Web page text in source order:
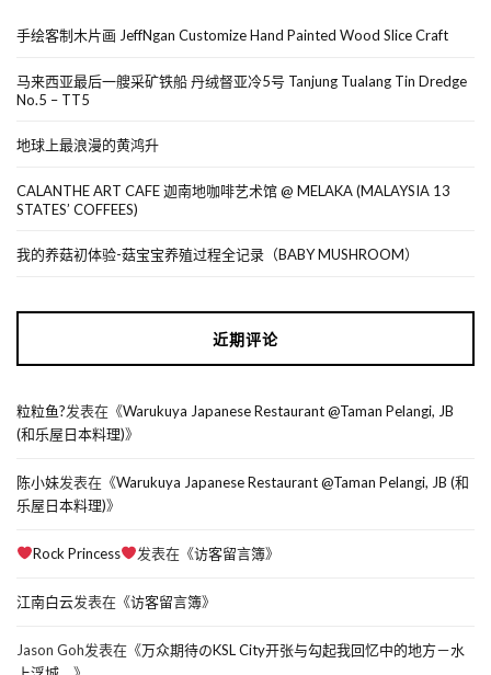
手绘客制木片画 JeffNgan Customize Hand Painted Wood Slice Craft
马来西亚最后一艘采矿铁船 丹绒督亚冷5号 Tanjung Tualang Tin Dredge
No.5 – TT5
地球上最浪漫的黄鸿升
CALANTHE ART CAFE 迦南地咖啡艺术馆 @ MELAKA (MALAYSIA 13
STATES’ COFFEES)
我的养菇初体验-菇宝宝养殖过程全记录（BABY MUSHROOM）
近期评论
粒粒鱼?发表在《Warukuya Japanese Restaurant @Taman Pelangi, JB
(和乐屋日本料理)》
陈小妹发表在《Warukuya Japanese Restaurant @Taman Pelangi, JB (和
乐屋日本料理)》
Rock Princess 发表在《访客留言簿》
江南白云发表在《访客留言簿》
Jason Goh发表在《万众期待のKSL City开张与勾起我回忆中的地方－水